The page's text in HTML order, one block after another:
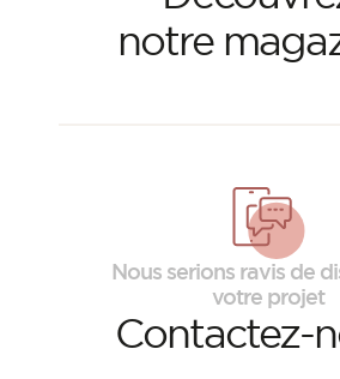
notre
Nous serions ravis de
votre projet
Contactez-